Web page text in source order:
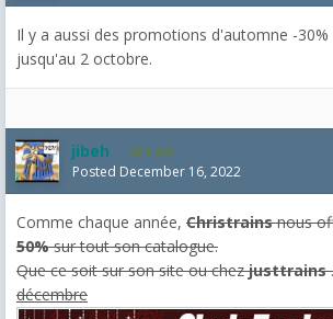
Il y a aussi des promotions d'automne -30%
jusqu'au 2 octobre.
jibeh 5,475
Posted December 16, 2022
Comme chaque année, Christrainsnous
50%sur tout son catalogue.
Que ce soit sur son site ou chezjusttrains
décembre